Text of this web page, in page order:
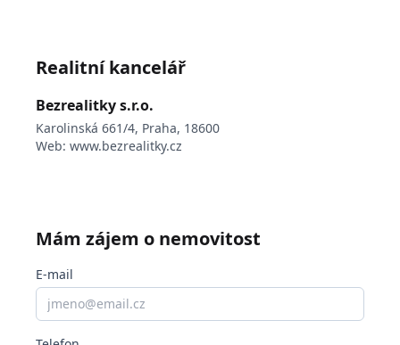
Realitní kancelář
Bezrealitky s.r.o.
Karolinská 661/4, Praha, 18600
Web: www.bezrealitky.cz
Mám zájem o nemovitost
E-mail